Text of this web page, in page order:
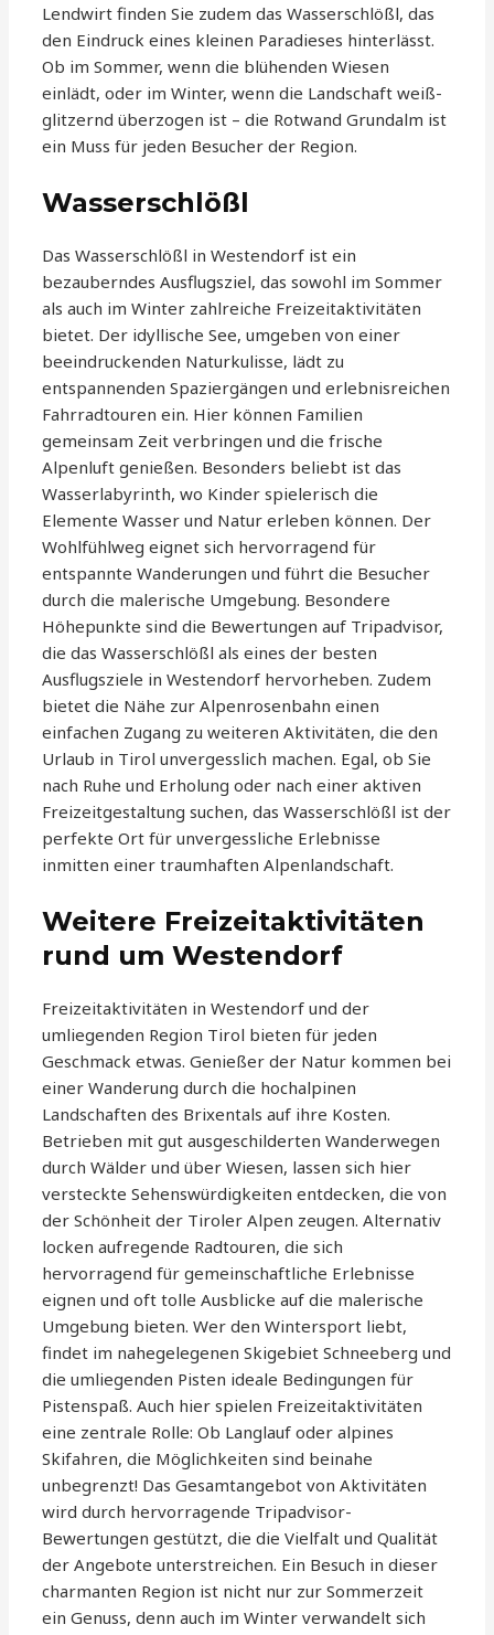
Lendwirt finden Sie zudem das Wasserschlößl, das
den Eindruck eines kleinen Paradieses hinterlässt.
Ob im Sommer, wenn die blühenden Wiesen
einlädt, oder im Winter, wenn die Landschaft weiß-
glitzernd überzogen ist – die Rotwand Grundalm ist
ein Muss für jeden Besucher der Region.
Wasserschlößl
Das Wasserschlößl in Westendorf ist ein
bezauberndes Ausflugsziel, das sowohl im Sommer
als auch im Winter zahlreiche Freizeitaktivitäten
bietet. Der idyllische See, umgeben von einer
beeindruckenden Naturkulisse, lädt zu
entspannenden Spaziergängen und erlebnisreichen
Fahrradtouren ein. Hier können Familien
gemeinsam Zeit verbringen und die frische
Alpenluft genießen. Besonders beliebt ist das
Wasserlabyrinth, wo Kinder spielerisch die
Elemente Wasser und Natur erleben können. Der
Wohlfühlweg eignet sich hervorragend für
entspannte Wanderungen und führt die Besucher
durch die malerische Umgebung. Besondere
Höhepunkte sind die Bewertungen auf Tripadvisor,
die das Wasserschlößl als eines der besten
Ausflugsziele in Westendorf hervorheben. Zudem
bietet die Nähe zur Alpenrosenbahn einen
einfachen Zugang zu weiteren Aktivitäten, die den
Urlaub in Tirol unvergesslich machen. Egal, ob Sie
nach Ruhe und Erholung oder nach einer aktiven
Freizeitgestaltung suchen, das Wasserschlößl ist der
perfekte Ort für unvergessliche Erlebnisse
inmitten einer traumhaften Alpenlandschaft.
Weitere Freizeitaktivitäten
rund um Westendorf
Freizeitaktivitäten in Westendorf und der
umliegenden Region Tirol bieten für jeden
Geschmack etwas. Genießer der Natur kommen bei
einer Wanderung durch die hochalpinen
Landschaften des Brixentals auf ihre Kosten.
Betrieben mit gut ausgeschilderten Wanderwegen
durch Wälder und über Wiesen, lassen sich hier
versteckte Sehenswürdigkeiten entdecken, die von
der Schönheit der Tiroler Alpen zeugen. Alternativ
locken aufregende Radtouren, die sich
hervorragend für gemeinschaftliche Erlebnisse
eignen und oft tolle Ausblicke auf die malerische
Umgebung bieten. Wer den Wintersport liebt,
findet im nahegelegenen Skigebiet Schneeberg und
die umliegenden Pisten ideale Bedingungen für
Pistenspaß. Auch hier spielen Freizeitaktivitäten
eine zentrale Rolle: Ob Langlauf oder alpines
Skifahren, die Möglichkeiten sind beinahe
unbegrenzt! Das Gesamtangebot von Aktivitäten
wird durch hervorragende Tripadvisor-
Bewertungen gestützt, die die Vielfalt und Qualität
der Angebote unterstreichen. Ein Besuch in dieser
charmanten Region ist nicht nur zur Sommerzeit
ein Genuss, denn auch im Winter verwandelt sich